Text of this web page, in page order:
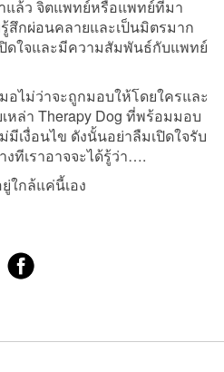
แล้ว จิตแพทย์หรือแพทย์ที่มา
สึกผ่อนคลายและเป็นมิตรมาก
ดใจและมีความสัมพันธ์กับแพทย์
อไม่ว่าจะถูกมอบให้โดยใครและ
หล่า Therapy Dog ที่พร้อมมอบ
เงื่อนไข ดังนั้นอย่าลืมเปิดใจรับ
ทีเราอาจจะได้รู้ว่า….
กล้แค่นี้เอง